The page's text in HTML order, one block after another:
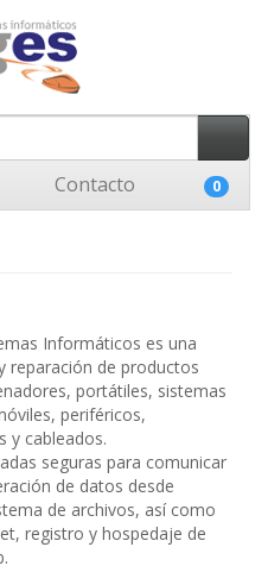
Contacto 0
Informáticos es una
reparación de productos
portátiles, sistemas
periféricos,
y cableados.
seguras para comunicar
de datos desde
de archivos, así como
registro y hospedaje de